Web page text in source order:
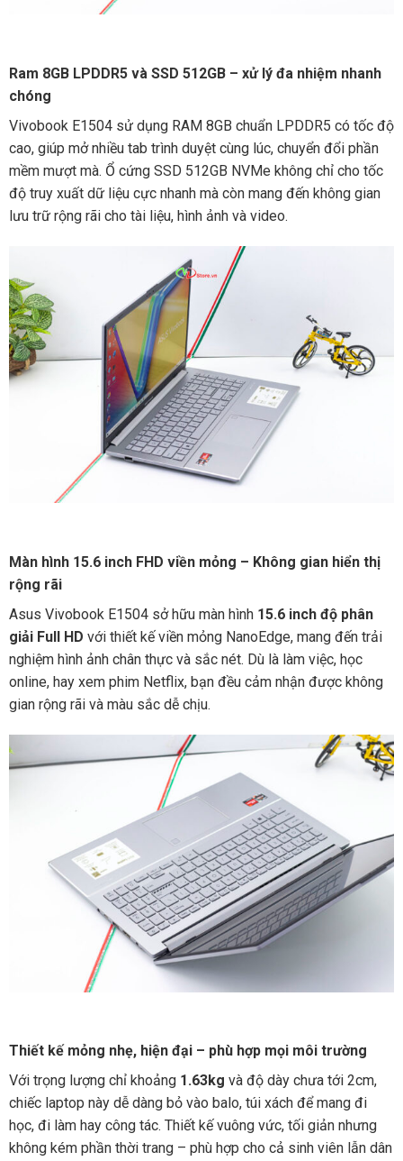
Ram 8GB LPDDR5 và SSD 512GB – xử lý đa nhiệm nhanh
chóng
Vivobook E1504 sử dụng RAM 8GB chuẩn LPDDR5 có tốc độ
cao, giúp mở nhiều tab trình duyệt cùng lúc, chuyển đổi phần
mềm mượt mà. Ổ cứng SSD 512GB NVMe không chỉ cho tốc
độ truy xuất dữ liệu cực nhanh mà còn mang đến không gian
lưu trữ rộng rãi cho tài liệu, hình ảnh và video.
Màn hình 15.6 inch FHD viền mỏng – Không gian hiển thị
rộng rãi
Asus Vivobook E1504 sở hữu màn hình 15.6 inch độ phân
giải Full HD với thiết kế viền mỏng NanoEdge, mang đến trải
nghiệm hình ảnh chân thực và sắc nét. Dù là làm việc, học
online, hay xem phim Netflix, bạn đều cảm nhận được không
gian rộng rãi và màu sắc dễ chịu.
Thiết kế mỏng nhẹ, hiện đại – phù hợp mọi môi trường
Với trọng lượng chỉ khoảng 1.63kg và độ dày chưa tới 2cm,
chiếc laptop này dễ dàng bỏ vào balo, túi xách để mang đi
học, đi làm hay công tác. Thiết kế vuông vức, tối giản nhưng
không kém phần thời trang – phù hợp cho cả sinh viên lẫn dân